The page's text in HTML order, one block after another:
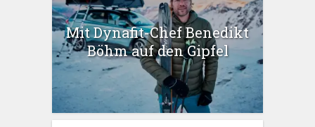
Mit Dynafit-Chef Benedikt
Böhm auf den Gipfel